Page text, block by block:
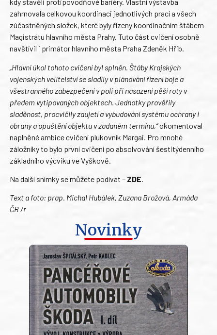
zahrnovala celkovou koordinaci jednotlivých prací a všech
zúčastněných složek, které byly řízeny koordinačním štábem
Magistrátu hlavního města Prahy. Tuto část cvičení osobně
navštívil i primátor hlavního města Praha Zdeněk Hřib.
„Hlavní úkol tohoto cvičení byl splněn. Štáby Krajských
vojenských velitelství se sladily v plánování řízení boje a
všestranného zabezpečení v poli při nasazení pěší roty v
předem vytipovaných objektech. Jednotky prověřily
sladěnost, procvičily zaujetí a vybudování systému ochrany i
obrany a opuštění objektu v zadaném termínu,“okomentoval
naplněné ambice cvičení plukovník Margai. Pro mnohé
záložníky to bylo první cvičení po absolvování šestitýdenního
základního výcviku ve Vyškově.
Na další snímky se můžete podívat – ZDE.
Text a foto: prap. Michal Hubálek, Zuzana Brožová, Armáda
ČR /r
Novinky